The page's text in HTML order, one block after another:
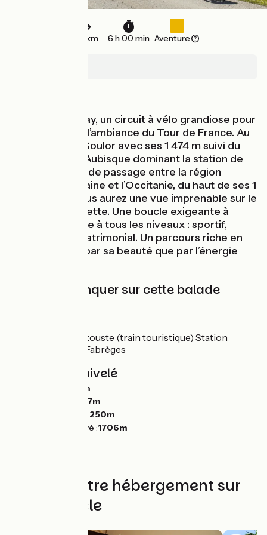
101 km 6 h 00 min Aventure
Au départ de Nay, un circuit à vélo grandiose pour
s’imprégner de l’ambiance du Tour de France. Au
menu le col du Soulor avec ses 1 474 m suivi du
mythique col d’Aubisque dominant la station de
Gourette. Point de passage entre la région
Nouvelle-Aquitaine et l’Occitanie, du haut de ses 1
709 mètres, vous aurez une vue imprenable sur le
Cirque de Gourette. Une boucle exigeante à
couper le souffle à tous les niveaux : sportif,
esthétique et patrimonial. Un parcours riche en
émotions, tant par sa beauté que par l’énergie
À ne pas manquer sur cette balade
Le train d’Artouste (train touristique) Station
d'Artouste-Fabrèges
Pentes et dénivelé
2071m
2067m
Point le plus bas :250m
Point le plus élevé :1706m
Trouvez votre hébergement sur
cette boucle